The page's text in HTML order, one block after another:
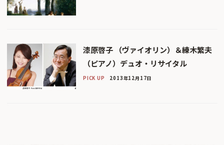
漆原啓子 （ヴァイオリン）＆練木繁夫
（ピアノ）デュオ・リサイタル
PICK UP 2013年12月17日